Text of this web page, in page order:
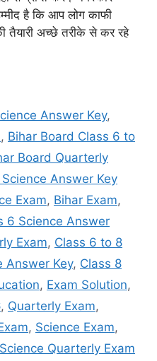
है कि आप लोग काफी
तैयारी अच्छे तरीके से कर रहे
Answer Key,
, Bihar Board Class 6 to
Board Quarterly
Answer Key
Exam, Bihar Exam,
6 Science Answer
Exam, Class 6 to 8
Answer Key, Class 8
, Exam Solution,
, Quarterly Exam,
, Science Exam,
Science Quarterly Exam